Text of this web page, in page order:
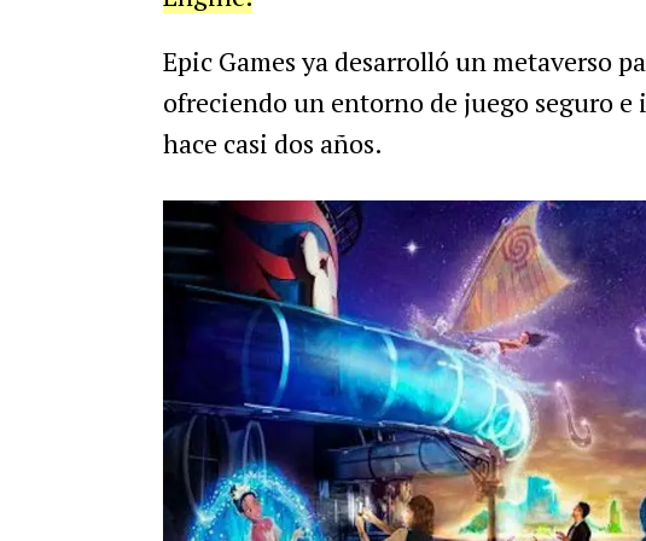
Epic Games ya desarrolló un metaverso
ofreciendo un entorno de juego seguro e
hace casi dos años.